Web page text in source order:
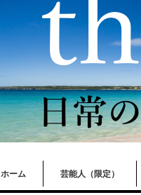
ホーム 芸能人（限定）